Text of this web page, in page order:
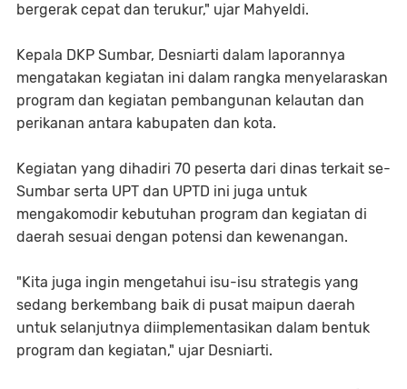
bergerak cepat dan terukur," ujar Mahyeldi.
Kepala DKP Sumbar, Desniarti dalam laporannya
mengatakan kegiatan ini dalam rangka menyelaraskan
program dan kegiatan pembangunan kelautan dan
perikanan antara kabupaten dan kota.
Kegiatan yang dihadiri 70 peserta dari dinas terkait se-
Sumbar serta UPT dan UPTD ini juga untuk
mengakomodir kebutuhan program dan kegiatan di
daerah sesuai dengan potensi dan kewenangan.
"Kita juga ingin mengetahui isu-isu strategis yang
sedang berkembang baik di pusat maipun daerah
untuk selanjutnya diimplementasikan dalam bentuk
program dan kegiatan," ujar Desniarti.